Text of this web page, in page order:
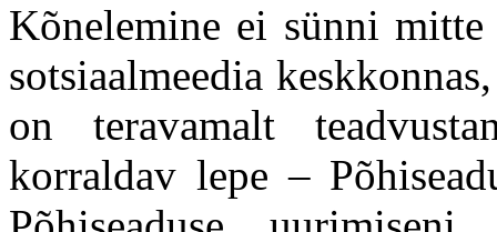
Kõnelemine ei sünni
sotsiaalmeedia
on teravamalt
korraldav lepe –